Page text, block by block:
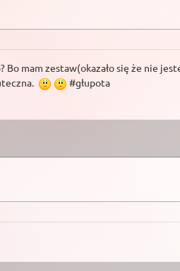
mam zestaw(okazało się że nie
#głupota